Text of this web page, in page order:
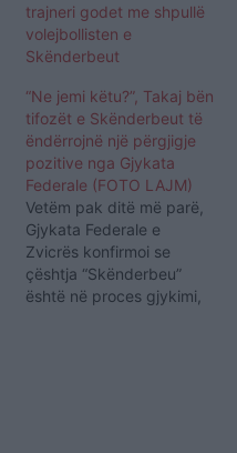
trajneri godet me shpullë
volejbollisten e
Skënderbeut
“Ne jemi këtu?”, Takaj bën
tifozët e Skënderbeut të
ëndërrojnë një përgjigje
pozitive nga Gjykata
Federale (FOTO LAJM)
Vetëm pak ditë më parë,
Gjykata Federale e
Zvicrës konfirmoi se
çështja “Skënderbeu”
është në proces gjykimi,